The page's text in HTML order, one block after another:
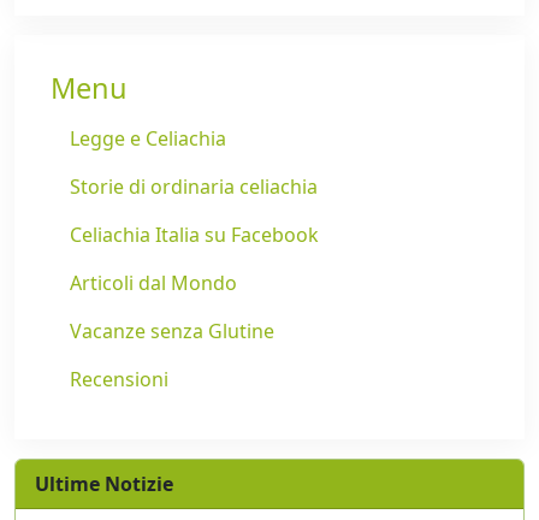
Menu
Legge e Celiachia
Storie di ordinaria celiachia
Celiachia Italia su Facebook
Articoli dal Mondo
Vacanze senza Glutine
Recensioni
Ultime Notizie